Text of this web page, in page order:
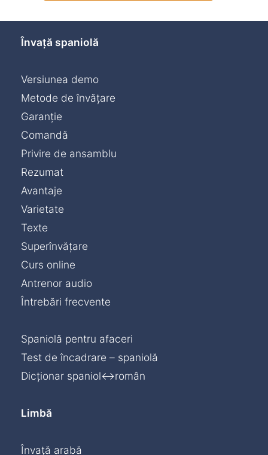
Învață spaniolă
Versiunea demo
Metode de învățare
Garanție
Comandă
Privire de ansamblu
Rezumat
Avantaje
Varietate
Texte
Superînvățare
Curs online
Antrenor audio
Întrebări frecvente
Spaniolă pentru afaceri
Test de încadrare – spaniolă
Dicționar spaniol↔român
Limbă
Învață arabă